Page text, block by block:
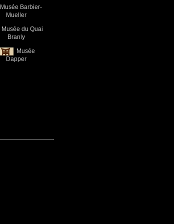
Musée Barbier-
Mueller
Musée du Quai
Branly
Musée
Dapper